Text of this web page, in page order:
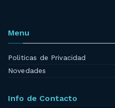
Menu
Politicas de Privacidad
Novedades
Info de Contacto